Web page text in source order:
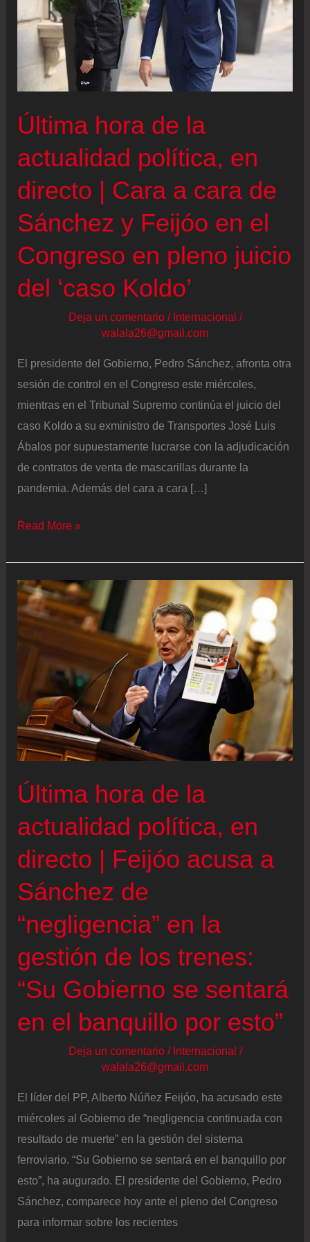
Última hora de la
actualidad política, en
directo | Cara a cara de
Sánchez y Feijóo en el
Congreso en pleno juicio
del ‘caso Koldo’
Deja un comentario / Internacional /
walala26@gmail.com
El presidente del Gobierno, Pedro Sánchez, afronta otra
sesión de control en el Congreso este miércoles,
mientras en el Tribunal Supremo continúa el juicio del
caso Koldo a su exministro de Transportes José Luis
Ábalos por supuestamente lucrarse con la adjudicación
de contratos de venta de mascarillas durante la
pandemia. Además del cara a cara […]
Última
de
la
actualidad
política,
Cara
a
cara
Sánchez
Feijóo
en
Congreso
en
juicio
del
Koldo’
Read More »
Última hora de la
actualidad política, en
directo | Feijóo acusa a
Sánchez de
“negligencia” en la
gestión de los trenes:
“Su Gobierno se sentará
en el banquillo por esto”
Deja un comentario / Internacional /
walala26@gmail.com
El líder del PP, Alberto Núñez Feijóo, ha acusado este
miércoles al Gobierno de “negligencia continuada con
resultado de muerte” en la gestión del sistema
ferroviario. “Su Gobierno se sentará en el banquillo por
esto”, ha augurado. El presidente del Gobierno, Pedro
Sánchez, comparece hoy ante el pleno del Congreso
para informar sobre los recientes